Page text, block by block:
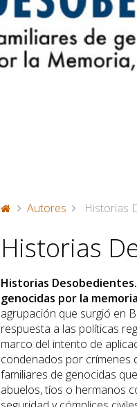
or
ta
a
Autores Historias
Historias
Historias
genocidas por la
agrupación que surgió en
respuesta a las políticas
marco del intento de
condenados por crímenes
familiares de genocidas
abuelos, tíos o hermanos